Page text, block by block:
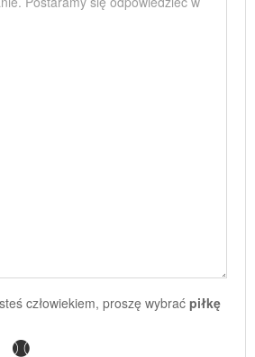
człowiekiem, proszę wybrać piłkę